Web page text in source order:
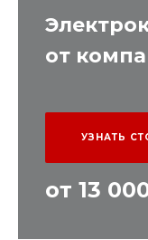
от
УЗНАТЬ
от 13